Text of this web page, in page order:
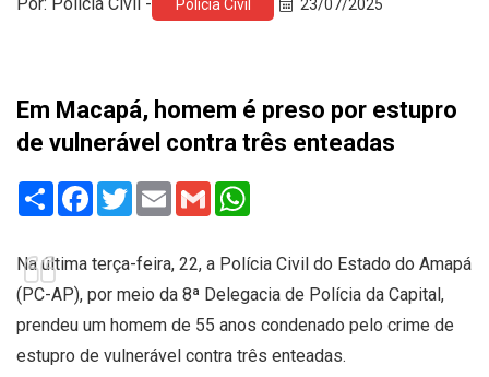
Polícia Civil 23/07/2025
Em Macapá, homem é preso por estupro
de vulnerável contra três enteadas
Share Facebook
TwitterEmail Gmail
Na última terça-feira, 22, a Polícia Civil do Estado do Amapá
(PC-AP), por meio da 8ª Delegacia de Polícia da Capital,
prendeu um homem de 55 anos condenado pelo crime de
estupro de vulnerável contra três enteadas.